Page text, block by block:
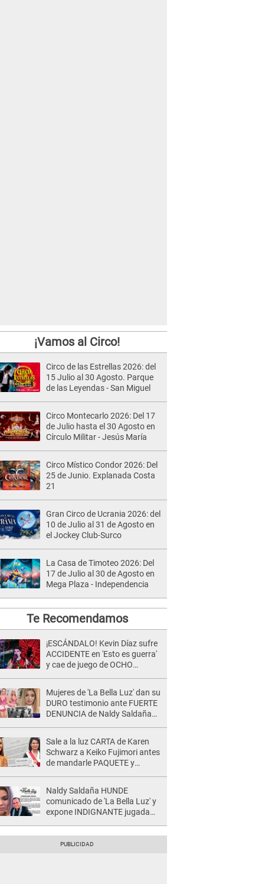
¡Vamos al Circo!
Circo de las Estrellas 2026: del
15 Julio al 30 Agosto. Parque
de las Leyendas - San Miguel
Circo Montecarlo 2026: Del 17
de Julio hasta el 30 Agosto en
Círculo Militar - Jesús María
Circo Místico Condor 2026: Del
25 de Junio. Explanada Costa
21
Gran Circo de Ucrania 2026: del
10 de Julio al 31 de Agosto en
el Jockey Club-Surco
La Casa de Timoteo 2026: Del
17 de Julio al 30 de Agosto en
Mega Plaza - Independencia
Te Recomendamos
¡ESCÁNDALO! Kevin Díaz sufre
ACCIDENTE en 'Esto es guerra'
y cae de juego de OCHO
Mujeres de 'La Bella Luz' dan su
DURO testimonio ante FUERTE
DENUNCIA de Naldy Saldaña
Sale a la luz CARTA de Karen
Schwarz a Keiko Fujimori antes
de mandarle PAQUETE y
Naldy Saldaña HUNDE
comunicado de 'La Bella Luz' y
expone INDIGNANTE jugada